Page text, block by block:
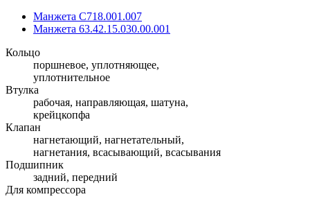
Манжета С718.001.007
Манжета 63.42.15.030.00.001
Кольцо
поршневое, уплотняющее,
уплотнительное
Втулка
рабочая, направляющая, шатуна,
крейцкопфа
Клапан
нагнетающий, нагнетательный,
нагнетания, всасывающий, всасывания
Подшипник
задний, передний
Для компрессора